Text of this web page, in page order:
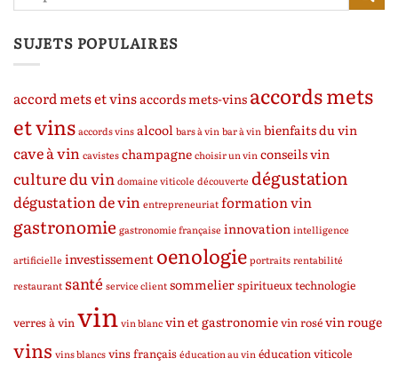
SUJETS POPULAIRES
accord mets et vinsaccords mets-vins accords mets
et vinsaccords vinsalcoolbars à vinbar à vinbienfaits du vin
cave à vincavisteschampagnechoisir un vinconseils vin
culture du vindomaine viticole découverte dégustation
dégustation de vinentrepreneuriatformation vin
gastronomie gastronomie française innovationintelligence
artificielle investissement oenologieportraitsrentabilité
restaurantsanté service clientsommelierspiritueuxtechnologie
verres à vinvinvin blancvin et gastronomievin rosévin rouge
vins vins blancsvins françaiséducation au vinéducation viticole